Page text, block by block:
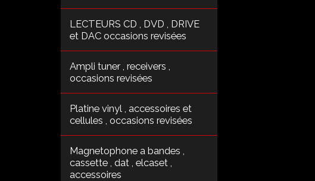
LECTEURS CD , DVD , DRIVE
et DAC occasions revisées
Ampli tuner , receivers ,
occasions revisées
Platine vinyl , accessoires et
cellules , occasions revisées
Magnetophone a bandes ,
cassette , dat , elcaset ,
accessoires